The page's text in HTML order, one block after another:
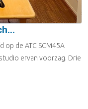
op de ATC SCM45A
ervan voorzag. Drie